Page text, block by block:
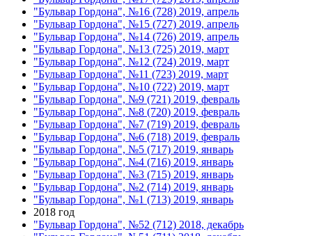
"Бульвар Гордона", №16 (728) 2019, апрель
"Бульвар Гордона", №15 (727) 2019, апрель
"Бульвар Гордона", №14 (726) 2019, апрель
"Бульвар Гордона", №13 (725) 2019, март
"Бульвар Гордона", №12 (724) 2019, март
"Бульвар Гордона", №11 (723) 2019, март
"Бульвар Гордона", №10 (722) 2019, март
"Бульвар Гордона", №9 (721) 2019, февраль
"Бульвар Гордона", №8 (720) 2019, февраль
"Бульвар Гордона", №7 (719) 2019, февраль
"Бульвар Гордона", №6 (718) 2019, февраль
"Бульвар Гордона", №5 (717) 2019, январь
"Бульвар Гордона", №4 (716) 2019, январь
"Бульвар Гордона", №3 (715) 2019, январь
"Бульвар Гордона", №2 (714) 2019, январь
"Бульвар Гордона", №1 (713) 2019, январь
2018 год
"Бульвар Гордона", №52 (712) 2018, декабрь